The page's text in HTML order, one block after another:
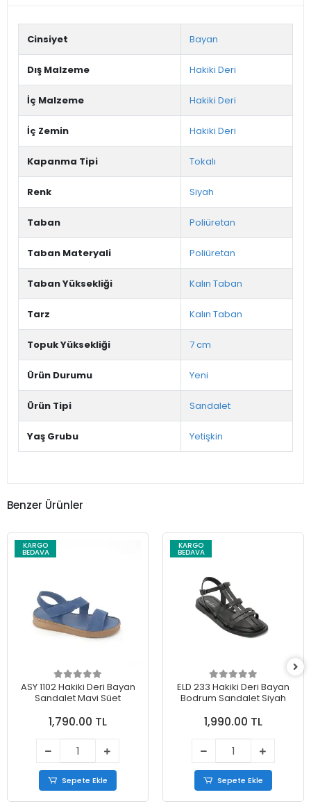
Cinsiyet Bayan
Dış Malzeme Hakiki Deri
İç Malzeme Hakiki Deri
İç Zemin Hakiki Deri
Kapanma Tipi Tokalı
Renk Siyah
Taban Poliüretan
Taban Materyali Poliüretan
Taban Yüksekliği Kalın Taban
Tarz Kalın Taban
Topuk Yüksekliği 7 cm
Ürün Durumu Yeni
Ürün Tipi Sandalet
Yaş Grubu Yetişkin
Benzer Ürünler
KARGO
BEDAVA
ASY 1102 Hakiki Deri Bayan
Sandalet Mavi Süet
1,790.00 TL
Sepete Ekle
KARGO
BEDAVA
ELD 233 Hakiki Deri Bayan
Bodrum Sandalet Siyah
1,990.00 TL
Sepete Ekle